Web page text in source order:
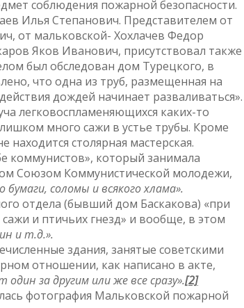
соблюдения пожарной безопасности.
Илья Степанович. Представителем от
от мальковской- Хохлачев Федор
Яков Иванович, присутствовал также
был обследован дом Турецкого, в
что одна из труб, размещенная на
дождей начинает разваливаться».
легковоспламеняющихся каких-то
много сажи в устье трубы. Кроме
столярная мастерская.
коммунистов», который занимала
Союзом Коммунистической молодежи,
соломы и всякого хлама».
отдела (бывший дом Баскакова) «при
и птичьих гнезд» и вообще, в этом
и т.д.».
здания, занятые советскими
отношении, как написано в акте,
за другим или же все сразу».[2]
фотография Мальковской пожарной